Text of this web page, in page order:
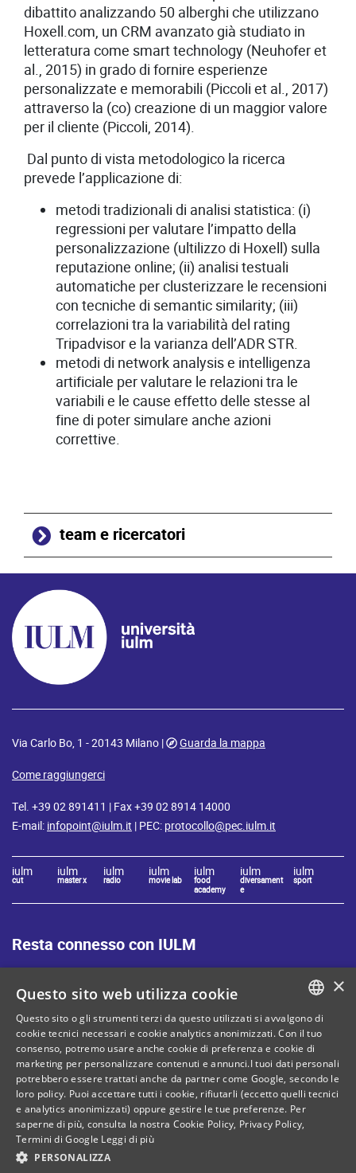
dibattito analizzando 50 alberghi che utilizzano
Hoxell.com, un CRM avanzato già studiato in
letteratura come smart technology (Neuhofer et
al., 2015) in grado di fornire esperienze
personalizzate e memorabili (Piccoli et al., 2017)
attraverso la (co) creazione di un maggior valore
per il cliente (Piccoli, 2014).
Dal punto di vista metodologico la ricerca
prevede l’applicazione di:
metodi tradizionali di analisi statistica: (i)
regressioni per valutare l’impatto della
personalizzazione (ultilizzo di Hoxell) sulla
reputazione online; (ii) analisi testuali
automatiche per clusterizzare le recensioni
con tecniche di semantic similarity; (iii)
correlazioni tra la variabilità del rating
Tripadvisor e la varianza dell’ADR STR.
metodi di network analysis e intelligenza
artificiale per valutare le relazioni tra le
variabili e le cause effetto delle stesse al
fine di poter simulare anche azioni
correttive.
team e ricercatori
Via Carlo Bo, 1 - 20143 Milano |
Guarda la mappa
Come raggiungerci
Tel. +39 02 891411 | Fax +39 02 8914 14000
E-mail: infopoint@iulm.it | PEC: protocollo@pec.iulm.it
iulm
cut
iulm
master x
iulm
radio
iulm
movie lab
iulm
food
academy
iulm
diversament
e
iulm
sport
Resta connesso con IULM
Mappa del sito
Privacy policy
Cookie Policy
Note legali
Contatti
C. Fiscale: 80071270153
ITALIAN
ENGLISH
×
Questo sito web utilizza cookie
Questo sito o gli strumenti terzi da questo utilizzati si avvalgono di
cookie tecnici necessari e cookie analytics anonimizzati. Con il tuo
consenso, potremo usare anche cookie di preferenza e cookie di
marketing per personalizzare contenuti e annunci.I tuoi dati personali
potrebbero essere trattati anche da partner come Google, secondo le
loro policy. Puoi accettare tutti i cookie, rifiutarli (eccetto quelli tecnici
e analytics anonimizzati) oppure gestire le tue preferenze. Per
saperne di più, consulta la nostra Cookie Policy, Privacy Policy,
Termini di Google Leggi di più
PERSONALIZZA